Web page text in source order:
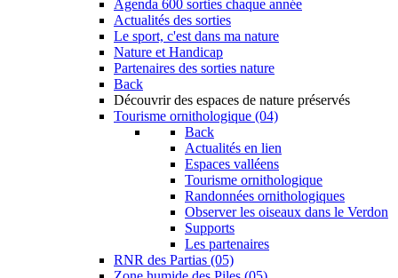
Agenda 600 sorties chaque année
Actualités des sorties
Le sport, c'est dans ma nature
Nature et Handicap
Partenaires des sorties nature
Back
Découvrir des espaces de nature préservés
Tourisme ornithologique (04)
Back
Actualités en lien
Espaces valléens
Tourisme ornithologique
Randonnées ornithologiques
Observer les oiseaux dans le Verdon
Supports
Les partenaires
RNR des Partias (05)